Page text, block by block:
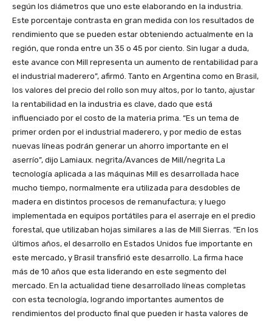
según los diámetros que uno este elaborando en la industria.
Este porcentaje contrasta en gran medida con los resultados de
rendimiento que se pueden estar obteniendo actualmente en la
región, que ronda entre un 35 o 45 por ciento. Sin lugar a duda,
este avance con Mill representa un aumento de rentabilidad para
el industrial maderero”, afirmó. Tanto en Argentina como en Brasil,
los valores del precio del rollo son muy altos, por lo tanto, ajustar
la rentabilidad en la industria es clave, dado que está
influenciado por el costo de la materia prima. “Es un tema de
primer orden por el industrial maderero, y por medio de estas
nuevas líneas podrán generar un ahorro importante en el
aserrío”, dijo Lamiaux. negrita/Avances de Mill/negrita La
tecnología aplicada a las máquinas Mill es desarrollada hace
mucho tiempo, normalmente era utilizada para desdobles de
madera en distintos procesos de remanufactura; y luego
implementada en equipos portátiles para el aserraje en el predio
forestal, que utilizaban hojas similares a las de Mill Sierras. “En los
últimos años, el desarrollo en Estados Unidos fue importante en
este mercado, y Brasil transfirió este desarrollo. La firma hace
más de 10 años que esta liderando en este segmento del
mercado. En la actualidad tiene desarrollado líneas completas
con esta tecnología, logrando importantes aumentos de
rendimientos del producto final que pueden ir hasta valores de